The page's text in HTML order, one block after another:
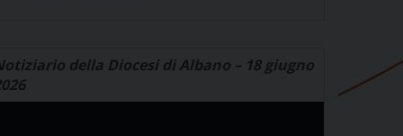
della Diocesi di Albano – 18 giugno